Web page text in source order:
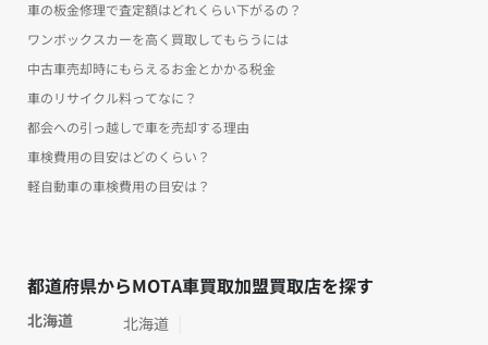
車の板金修理で査定額はどれくらい下がるの？
ワンボックスカーを高く買取してもらうには
中古車売却時にもらえるお金とかかる税金
車のリサイクル料ってなに？
都会への引っ越しで車を売却する理由
車検費用の目安はどのくらい？
軽自動車の車検費用の目安は？
都道府県からMOTA車買取加盟買取店を探す
北海道
北海道